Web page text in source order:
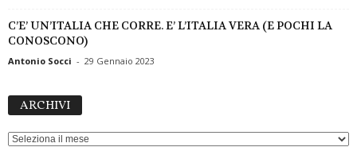
C’E’ UN’ITALIA CHE CORRE. E’ L’ITALIA VERA (E POCHI LA
CONOSCONO)
Antonio Socci - 29 Gennaio 2023
ARCHIVI